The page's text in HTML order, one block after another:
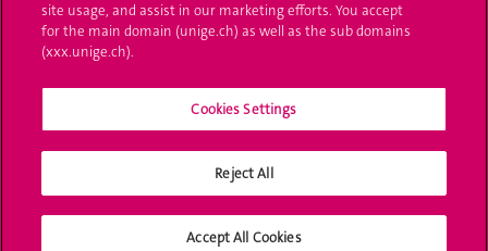
Médias
Offres d'emploi
Calendrier académique
Médias sociaux UNIGE
site usage, and assist in our marketing efforts. You accept
for the main domain (unige.ch) as well as the sub domains
(xxx.unige.ch).
Cookies Settings
Reject All
Accept All Cookies